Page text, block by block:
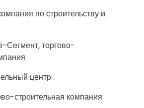
по строительству и
Сегмент, торгово-
центр
строительная компания